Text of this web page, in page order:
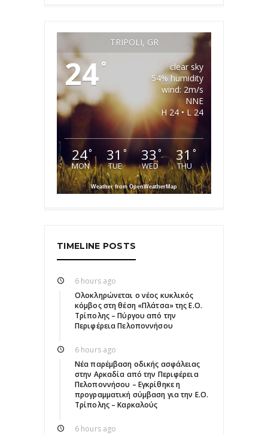
TRIPOLI, GR
24°
clear sky
54% humidity
wind: 2m/s
NNE
H 24 • L 24
24°
MON
31°
TUE
33°
WED
31 °
THU
Weather from OpenWeatherMap
TIMELINE POSTS
6 hours ago
Ολοκληρώνεται ο νέος κυκλικός
κόμβος στη θέση «Πλάτσα» της Ε.Ο.
Τρίπολης – Πύργου από την
Περιφέρεια Πελοποννήσου
6 hours ago
Νέα παρέμβαση οδικής ασφάλειας
στην Αρκαδία από την Περιφέρεια
Πελοποννήσου – Εγκρίθηκε η
προγραμματική σύμβαση για την Ε.Ο.
Τρίπολης – Καρκαλούς
6 hours ago